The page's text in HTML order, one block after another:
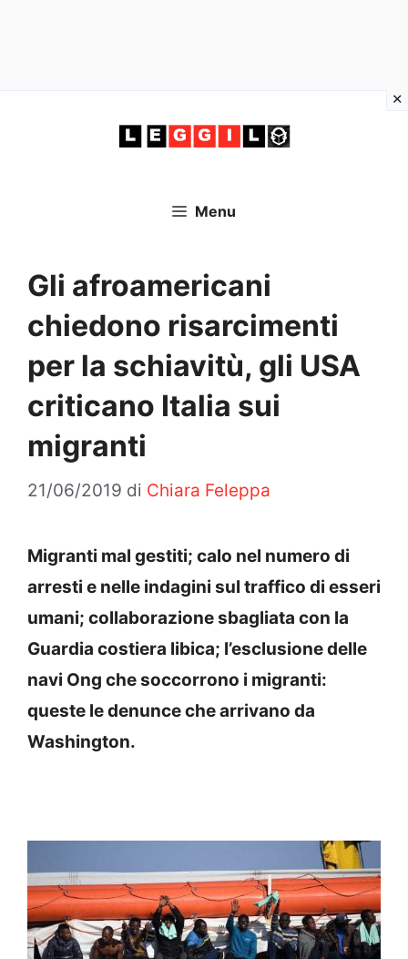
Menu
Gli afroamericani
chiedono risarcimenti
per la schiavitù, gli USA
criticano Italia sui
migranti
21/06/2019 di Chiara Feleppa
Migranti mal gestiti; calo nel numero di
arresti e nelle indagini sul traffico di esseri
umani; collaborazione sbagliata con la
Guardia costiera libica; l’esclusione delle
navi Ong che soccorrono i migranti:
queste le denunce che arrivano da
Washington.